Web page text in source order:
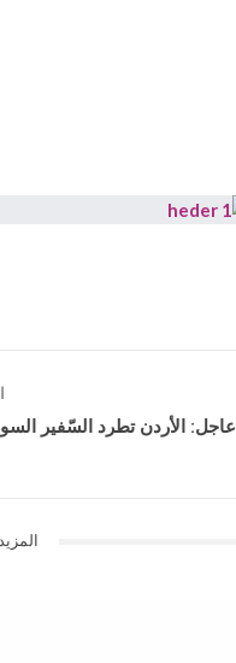
عاجل: الأردن تطرد السّفير